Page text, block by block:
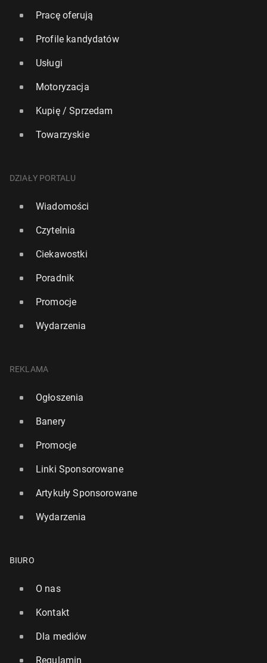
Pracę oferują
Profile kandydatów
Usługi
Motoryzacja
Kupię / Sprzedam
Towarzyskie
DZIAŁY PORTALU
Wiadomości
Czytelnia
Ciekawostki
Poradnik
Promocje
Wydarzenia
REKLAMA
Ogłoszenia
Banery
Promocje
Linki Sponsorowane
Artykuły Sponsorowane
Wydarzenia
BIURO
O nas
Kontakt
Dla mediów
Regulamin